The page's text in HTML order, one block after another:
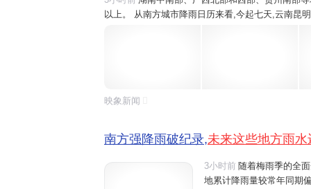
以上。 从南方城市降雨日历来看,今起七天,云南昆
映象新闻
南方强降雨破纪录,未来这些地方雨水
3小时前 随着梅雨季的全
地累计降雨量较常年同期